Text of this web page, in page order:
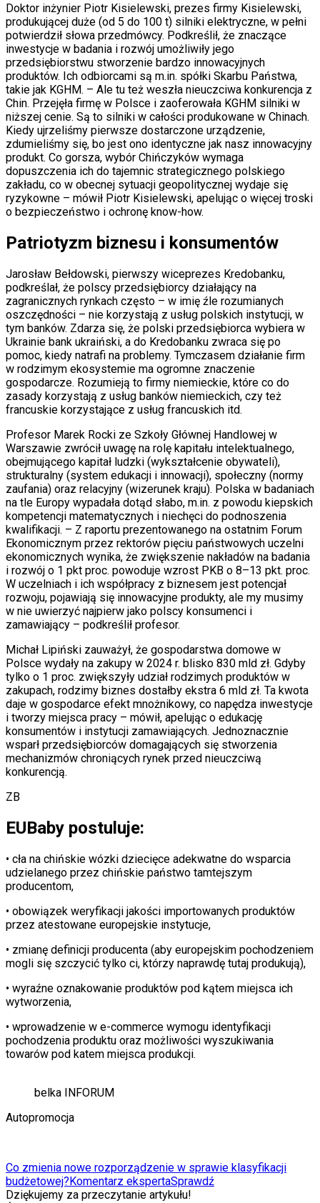
Doktor inżynier Piotr Kisielewski, prezes firmy Kisielewski,
produkującej duże (od 5 do 100 t) silniki elektryczne, w pełni
potwierdził słowa przedmówcy. Podkreślił, że znaczące
inwestycje w badania i rozwój umożliwiły jego
przedsiębiorstwu stworzenie bardzo innowacyjnych
produktów. Ich odbiorcami są m.in. spółki Skarbu Państwa,
takie jak KGHM. – Ale tu też weszła nieuczciwa konkurencja z
Chin. Przejęła firmę w Polsce i zaoferowała KGHM silniki w
niższej cenie. Są to silniki w całości produkowane w Chinach.
Kiedy ujrzeliśmy pierwsze dostarczone urządzenie,
zdumieliśmy się, bo jest ono identyczne jak nasz innowacyjny
produkt. Co gorsza, wybór Chińczyków wymaga
dopuszczenia ich do tajemnic strategicznego polskiego
zakładu, co w obecnej sytuacji geopolitycznej wydaje się
ryzykowne – mówił Piotr Kisielewski, apelując o więcej troski
o bezpieczeństwo i ochronę know-how.
Patriotyzm biznesu i konsumentów
Jarosław Bełdowski, pierwszy wiceprezes Kredobanku,
podkreślał, że polscy przedsiębiorcy działający na
zagranicznych rynkach często – w imię źle rozumianych
oszczędności – nie korzystają z usług polskich instytucji, w
tym banków. Zdarza się, że polski przedsiębiorca wybiera w
Ukrainie bank ukraiński, a do Kredobanku zwraca się po
pomoc, kiedy natrafi na problemy. Tymczasem działanie firm
w rodzimym ekosystemie ma ogromne znaczenie
gospodarcze. Rozumieją to firmy niemieckie, które co do
zasady korzystają z usług banków niemieckich, czy też
francuskie korzystające z usług francuskich itd.
Profesor Marek Rocki ze Szkoły Głównej Handlowej w
Warszawie zwrócił uwagę na rolę kapitału intelektualnego,
obejmującego kapitał ludzki (wykształcenie obywateli),
strukturalny (system edukacji i innowacji), społeczny (normy
zaufania) oraz relacyjny (wizerunek kraju). Polska w badaniach
na tle Europy wypadała dotąd słabo, m.in. z powodu kiepskich
kompetencji matematycznych i niechęci do podnoszenia
kwalifikacji. – Z raportu prezentowanego na ostatnim Forum
Ekonomicznym przez rektorów pięciu państwowych uczelni
ekonomicznych wynika, że zwiększenie nakładów na badania
i rozwój o 1 pkt proc. powoduje wzrost PKB o 8–13 pkt. proc.
W uczelniach i ich współpracy z biznesem jest potencjał
rozwoju, pojawiają się innowacyjne produkty, ale my musimy
w nie uwierzyć najpierw jako polscy konsumenci i
zamawiający – podkreślił profesor.
Michał Lipiński zauważył, że gospodarstwa domowe w
Polsce wydały na zakupy w 2024 r. blisko 830 mld zł. Gdyby
tylko o 1 proc. zwiększyły udział rodzimych produktów w
zakupach, rodzimy biznes dostałby ekstra 6 mld zł. Ta kwota
daje w gospodarce efekt mnożnikowy, co napędza inwestycje
i tworzy miejsca pracy – mówił, apelując o edukację
konsumentów i instytucji zamawiających. Jednoznacznie
wsparł przedsiębiorców domagających się stworzenia
mechanizmów chroniących rynek przed nieuczciwą
konkurencją.
ZB
EUBaby postuluje:
• cła na chińskie wózki dziecięce adekwatne do wsparcia
udzielanego przez chińskie państwo tamtejszym
producentom,
• obowiązek weryfikacji jakości importowanych produktów
przez atestowane europejskie instytucje,
• zmianę definicji producenta (aby europejskim pochodzeniem
mogli się szczycić tylko ci, którzy naprawdę tutaj produkują),
• wyraźne oznakowanie produktów pod kątem miejsca ich
wytworzenia,
• wprowadzenie w e-commerce wymogu identyfikacji
pochodzenia produktu oraz możliwości wyszukiwania
towarów pod katem miejsca produkcji.
belka INFORUM
Autopromocja
Co zmienia nowe rozporządzenie w sprawie klasyfikacji
budżetowej?Komentarz ekspertaSprawdź
Dziękujemy za przeczytanie artykułu!